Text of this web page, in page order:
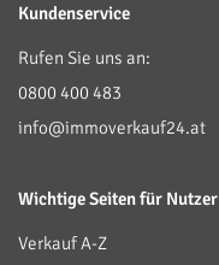
Kundenservice
Rufen Sie uns an:
0800 400 483
info@immoverkauf24.at
Wichtige Seiten für Nutzer
Verkauf A-Z